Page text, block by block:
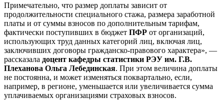
Примечательно, что размер доплаты зависит от
продолжительности специального стажа, размера заработной
платы и от суммы взносов по дополнительным тарифам,
фактически поступивших в бюджет ПФР от организаций,
использующих труд данных категорий лиц, включая лиц,
заключивших договоры гражданско-правового характера», —
рассказала доцент кафедры статистики РЭУ им. Г.В.
Плеханова Ольга Лебединская. При этом величина доплаты
не постоянна, и может изменяться поквартально, если,
например, в регионе, уменьшается или увеличивается сумма
уплачиваемых организациями страховых взносов.